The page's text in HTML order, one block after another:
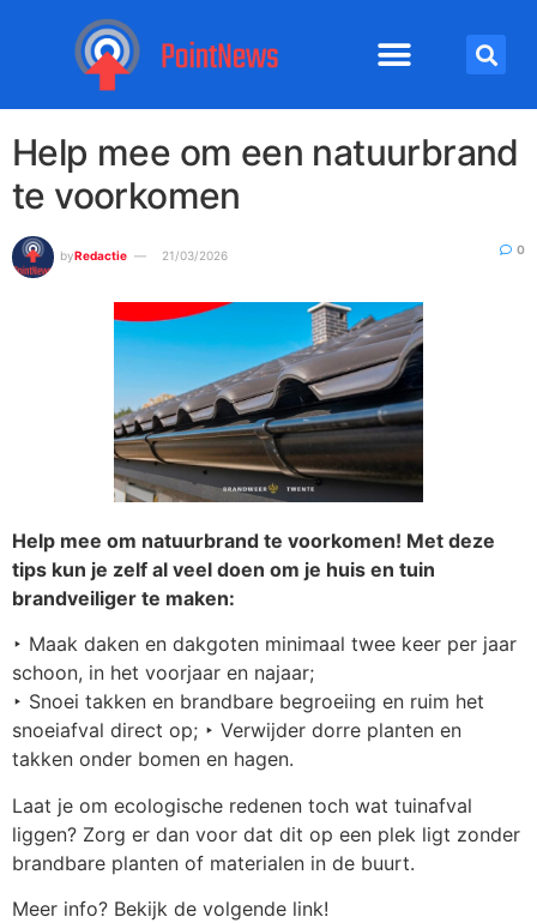
Help mee om een natuurbrand
te voorkomen
byRedactie 21/03/2026 0
Help mee om natuurbrand te voorkomen! Met deze
tips kun je zelf al veel doen om je huis en tuin
brandveiliger te maken:
‣ Maak daken en dakgoten minimaal twee keer per jaar
schoon, in het voorjaar en najaar;
‣ Snoei takken en brandbare begroeiing en ruim het
snoeiafval direct op; ‣ Verwijder dorre planten en
takken onder bomen en hagen.
Laat je om ecologische redenen toch wat tuinafval
liggen? Zorg er dan voor dat dit op een plek ligt zonder
brandbare planten of materialen in de buurt.
Meer info? Bekijk de volgende link!